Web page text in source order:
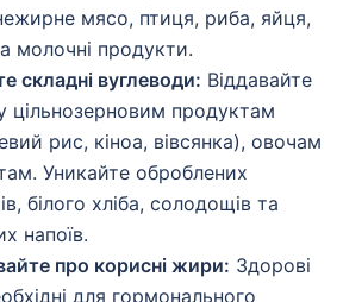
мясо, птиця, риба, яйця,
молочні продукти.
складні вуглеводи: Віддавайте
цільнозерновим продуктам
рис, кіноа, вівсянка), овочам
Уникайте оброблених
білого хліба, солодощів та
напоїв.
про корисні жири: Здорові
для гормонального